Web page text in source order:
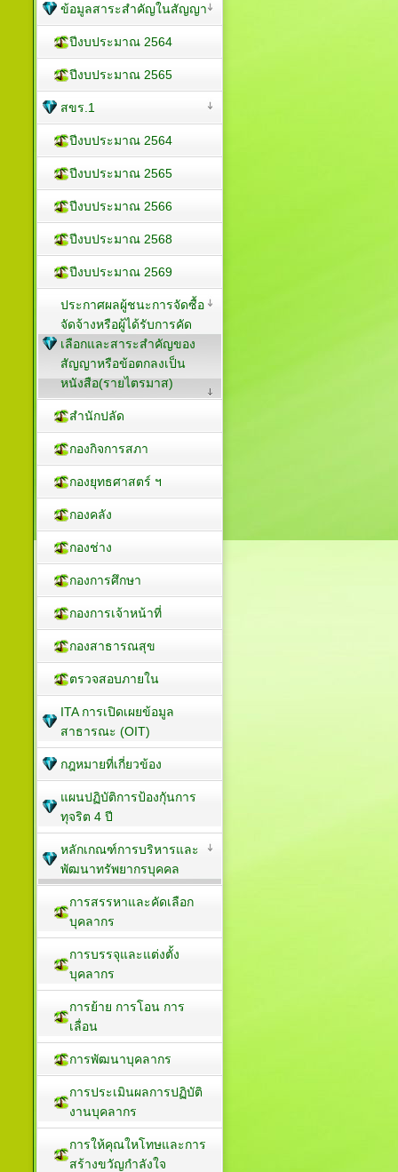
ข้อมูลสาระสำคัญในสัญญา
ปีงบประมาณ 2564
ปีงบประมาณ 2565
สขร.1
ปีงบประมาณ 2564
ปีงบประมาณ 2565
ปีงบประมาณ 2566
ปีงบประมาณ 2568
ปีงบประมาณ 2569
ประกาศผลผู้ชนะการจัดซื้อ
จัดจ้างหรือผู้ได้รับการคัด
เลือกและสาระสำคัญของ
สัญญาหรือข้อตกลงเป็น
หนังสือ(รายไตรมาส)
สำนักปลัด
กองกิจการสภา
กองยุทธศาสตร์ ฯ
กองคลัง
กองช่าง
กองการศึกษา
กองการเจ้าหน้าที่
กองสาธารณสุข
ตรวจสอบภายใน
ITA การเปิดเผยข้อมูล
สาธารณะ (OIT)
กฎหมายที่เกี่ยวข้อง
แผนปฏิบัติการป้องกัุนการ
ทุจริต 4 ปี
หลักเกณฑ์การบริหารและ
พัฒนาทรัพยากรบุคคล
การสรรหาและคัดเลือก
บุคลากร
การบรรจุและแต่งตั้ง
บุคลากร
การย้าย การโอน การ
เลื่อน
การพัฒนาบุคลากร
การประเมินผลการปฏิบัติ
งานบุคลากร
การให้คุณใหโทษและการ
สร้างขวัญกำลังใจ